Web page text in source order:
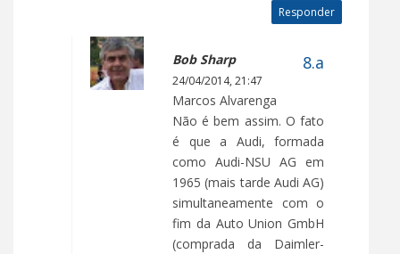
Responder
Bob Sharp
24/04/2014, 21:47
Marcos Alvarenga
Não é bem assim. O fato
é que a Audi, formada
como Audi-NSU AG em
1965 (mais tarde Audi AG)
simultaneamente com o
fim da Auto Union GmbH
(comprada da Daimler-